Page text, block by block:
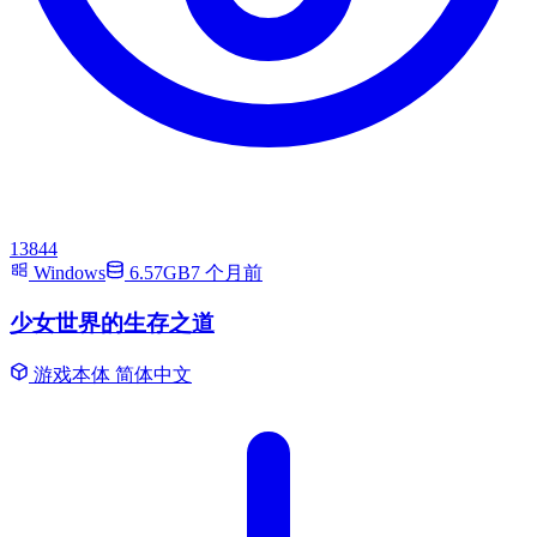
13844
Windows
6.57GB7 个月前
少女世界的生存之道
游戏本体 简体中文